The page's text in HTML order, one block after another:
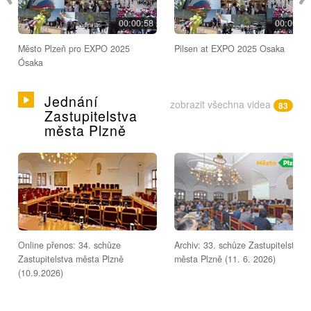
00:00:58
Město Plzeň pro EXPO 2025
Ósaka
00:00:58
Pilsen at EXPO 2025 Osaka
zobrazit všechna videa 83
Jednání
Zastupitelstva
města Plzně
Online přenos: 34. schůze
Zastupitelstva města Plzně
(10.9.2026)
Archiv: 33. schůze Zastupitelstva
města Plzně (11. 6. 2026)